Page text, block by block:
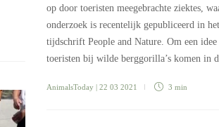
op door toeristen meegebrachte ziektes,
onderzoek is recentelijk gepubliceerd in
tijdschrift People and Nature. Om een
toeristen bij wilde berggorilla’s komen in
AnimalsToday | 22 03 2021 3 min